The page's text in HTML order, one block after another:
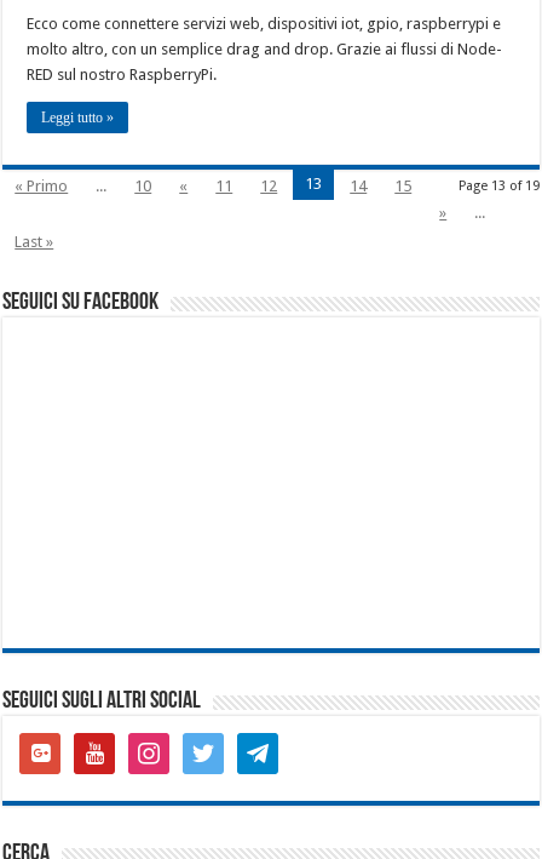
Ecco come connettere servizi web, dispositivi iot, gpio, raspberrypi e
molto altro, con un semplice drag and drop. Grazie ai flussi di Node-
RED sul nostro RaspberryPi.
Leggi tutto »
Page 13 of 19
« Primo ... 10 « 11 12 13 14
15
»
...
Last »
seguici su facebook
SEGUICI SUGLI ALTRI SOCIAL
google-
plus-
youtube instagramtwitter telegram
cerca